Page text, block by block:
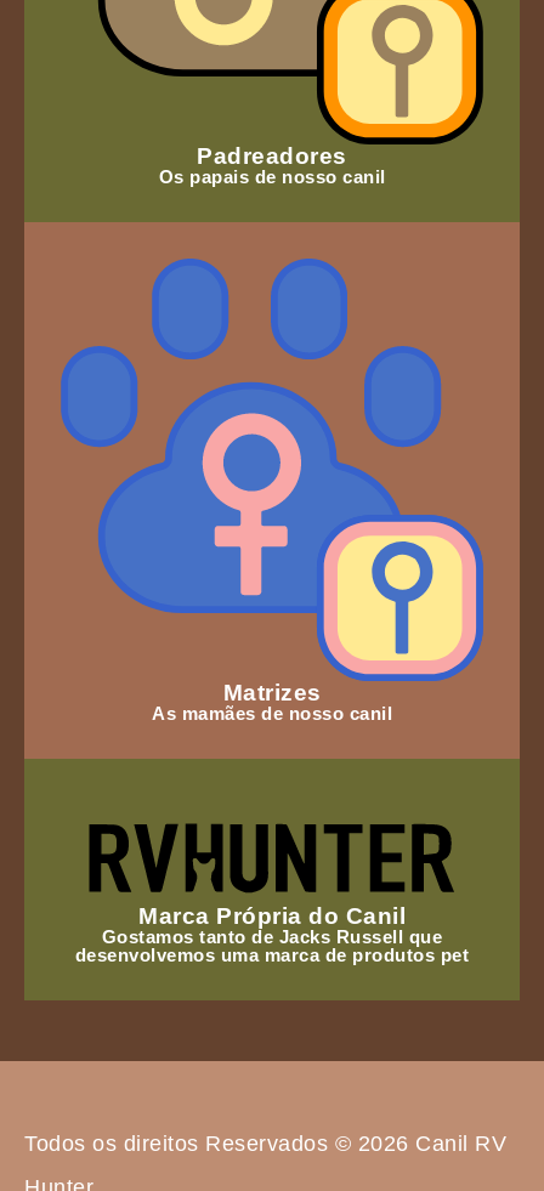
Padreadores
Os papais de nosso canil
Matrizes
As mamães de nosso canil
Marca Própria do Canil
Gostamos tanto de Jacks Russell que
desenvolvemos uma marca de produtos pet
Todos os direitos Reservados © 2026 Canil RV